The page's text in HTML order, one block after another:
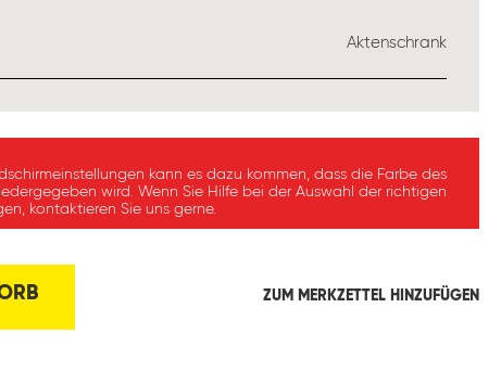
Aktenschrank
kann es dazu kommen, dass die Farbe des
wird. Wenn Sie Hilfe bei der Auswahl der richtigen
kontaktieren Sie uns gerne.
ZUM MERKZETTEL HINZUFÜGEN